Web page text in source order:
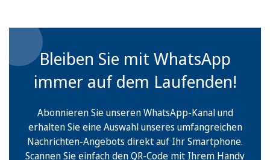
Bleiben Sie mit WhatsApp
immer auf dem Laufenden!
Abonnieren Sie unseren WhatsApp-Kanal und
erhalten Sie eine Auswahl unseres umfangreichen
Nachrichten-Angebots direkt auf Ihr Smartphone.
Scannen Sie einfach den QR-Code mit Ihrem Handy